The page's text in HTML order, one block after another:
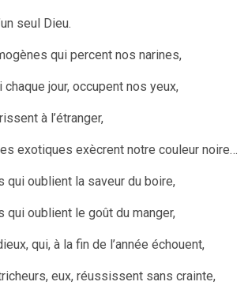
seul Dieu.
qui percent nos narines,
jour, occupent nos yeux,
à l’étranger,
exotiques exècrent notre couleur noire…
qui oublient la saveur du boire,
qui oublient le goût du manger,
qui, à la fin de l’année échouent,
eux, réussissent sans crainte,